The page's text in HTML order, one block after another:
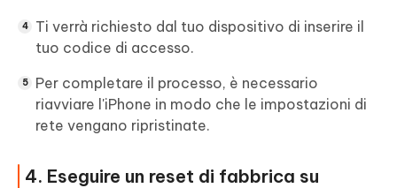
Ti verrà richiesto dal tuo dispositivo di inserire il
tuo codice di accesso.
Per completare il processo, è necessario
riavviare l'iPhone in modo che le impostazioni di
rete vengano ripristinate.
4. Eseguire un reset di fabbrica su